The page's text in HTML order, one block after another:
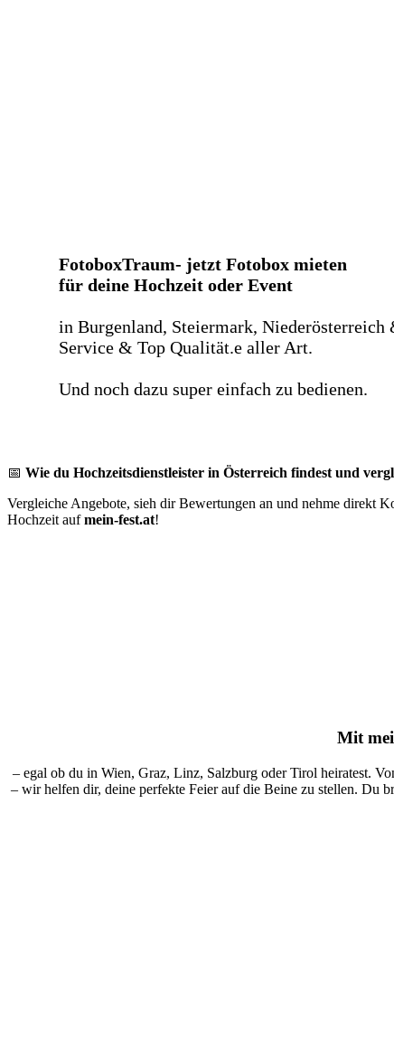
FotoboxTraum- jetzt Fotobox mieten
für deine Hochzeit oder Event
in Burgenland, Steiermark,
Service & Top Qualität.e aller Art.
Und noch dazu super einfach zu bedienen.
📅 Wie du Hochzeitsdienstleister in Österreich findest und
Vergleiche Angebote, sieh dir Bewertungen an und nehme direkt
Hochzeit aufmein-fest.at!
Mit
– egal ob du in Wien, Graz, Linz, Salzburg oder Tirol heiratest.
– wir helfen dir, deine perfekte Feier auf die Beine zu stellen. Du